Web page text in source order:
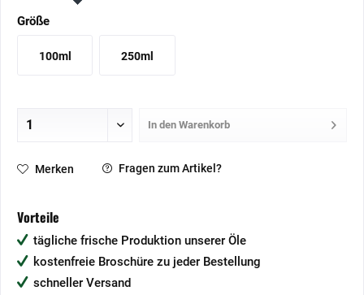
Größe
100ml 250ml
In den Warenkorb
Merken Fragen zum Artikel?
Vorteile
tägliche frische Produktion unserer Öle
kostenfreie Broschüre zu jeder Bestellung
schneller Versand